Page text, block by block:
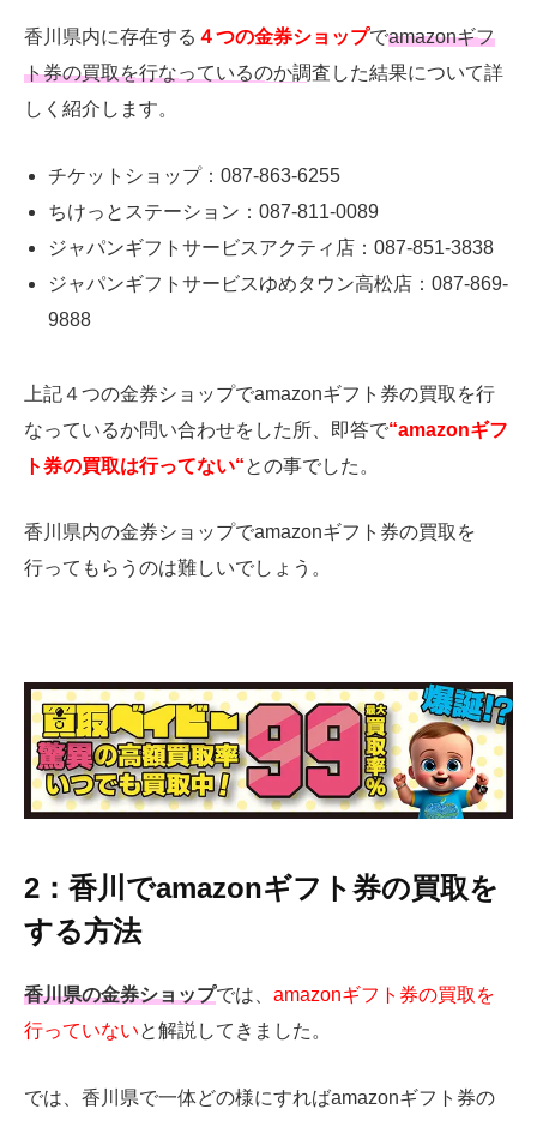
香川県内に存在する ４つの金券ショップでamazonギフ
ト券の買取を行なっているのか調査 した結果について詳
しく紹介します。
チケットショップ：087-863-6255
ちけっとステーション：087-811-0089
ジャパンギフトサービスアクティ店：087-851-3838
ジャパンギフトサービスゆめタウン高松店：087-869-
9888
上記４つの金券ショップでamazonギフト券の買取を行
なっているか問い合わせをした所、即答で“amazonギフ
ト券の買取は行ってない“との事でした。
香川県内の金券ショップでamazonギフト券の買取を
行ってもらうのは難しいでしょう。
2：香川でamazonギフト券の買取を
する方法
香川県の金券ショップでは、 amazonギフト券の買取を
行っていないと解説してきました。
では、香川県で一体どの様にすればamazonギフト券の